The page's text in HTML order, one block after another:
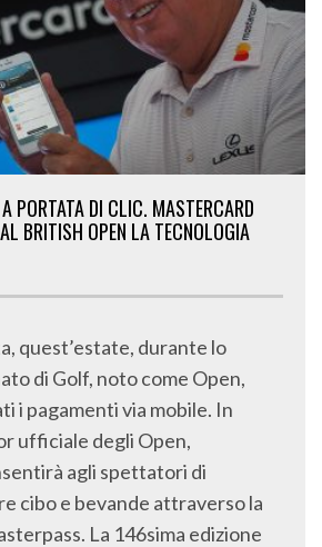
PORTATA DI CLIC. MASTERCARD
BRITISH OPEN LA TECNOLOGIA
quest’estate, durante lo
di Golf, noto come Open,
i pagamenti via mobile. In
ufficiale degli Open,
agli spettatori di
cibo e bevande attraverso la
La 146sima edizione